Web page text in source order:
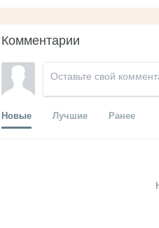
Комментарии
Новые Лучшие Ранее